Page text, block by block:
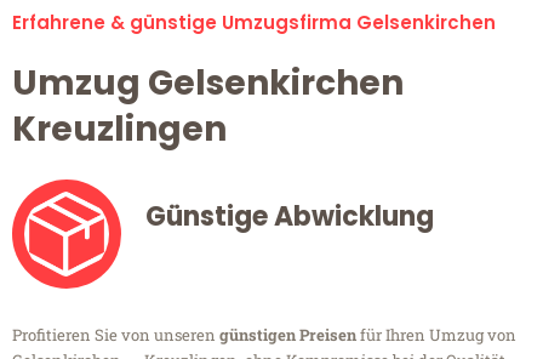
Erfahrene & günstige Umzugsfirma Gelsenkirchen
Umzug Gelsenkirchen
Kreuzlingen
Günstige Abwicklung
Profitieren Sie von unseren günstigen Preisenfür Ihren Umzug von